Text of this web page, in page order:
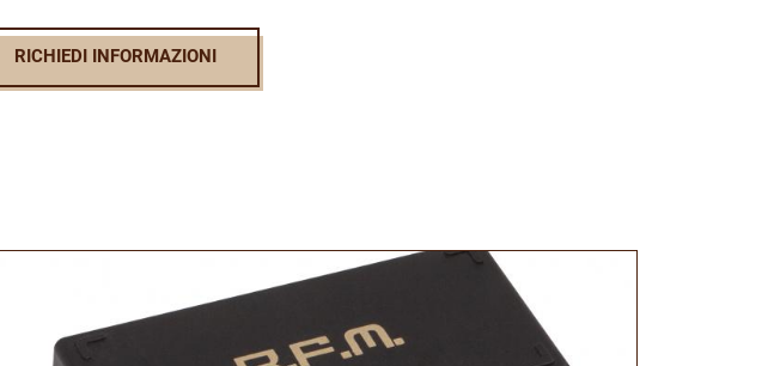
RICHIEDI INFORMAZIONI